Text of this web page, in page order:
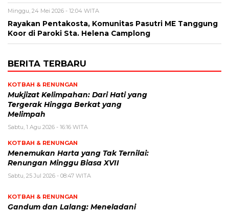
Minggu, 24 Mei 2026 - 12:04 WITA
Rayakan Pentakosta, Komunitas Pasutri ME Tanggung
Koor di Paroki Sta. Helena Camplong
BERITA TERBARU
KOTBAH & RENUNGAN
Mukjizat Kelimpahan: Dari Hati yang
Tergerak Hingga Berkat yang
Melimpah
Sabtu, 1 Agu 2026 - 16:16 WITA
KOTBAH & RENUNGAN
Menemukan Harta yang Tak Ternilai:
Renungan Minggu Biasa XVII
Sabtu, 25 Jul 2026 - 08:47 WITA
KOTBAH & RENUNGAN
Gandum dan Lalang: Meneladani